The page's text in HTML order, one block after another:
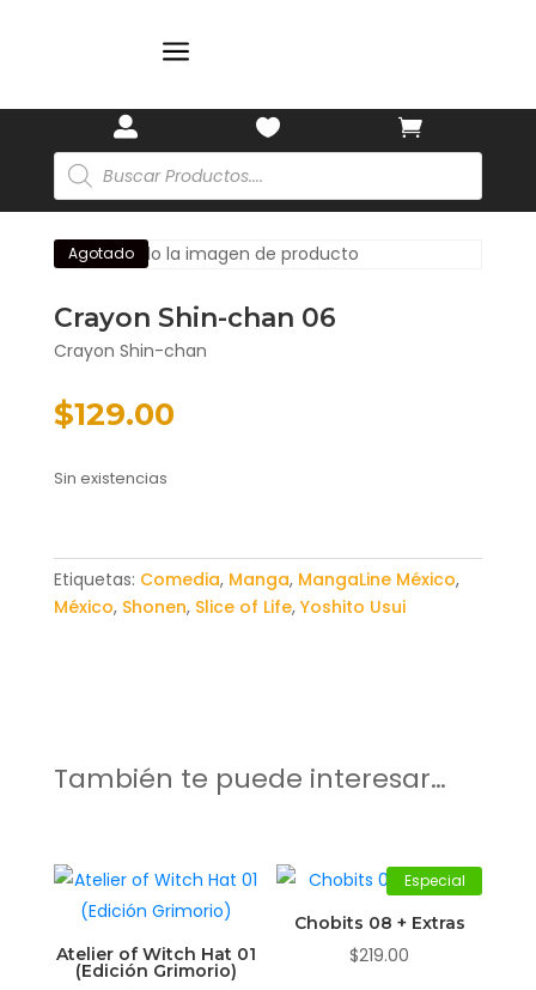
a
 

Búsqueda
de
productos
Agotado
Crayon Shin-chan 06
Crayon Shin-chan
$129.00
Sin existencias
Etiquetas: Comedia, Manga, MangaLine México,
México, Shonen, Slice of Life, Yoshito Usui
También te puede interesar…
Atelier of Witch Hat 01
(Edición Grimorio)
Especial
Chobits 08 + Extras
$219.00